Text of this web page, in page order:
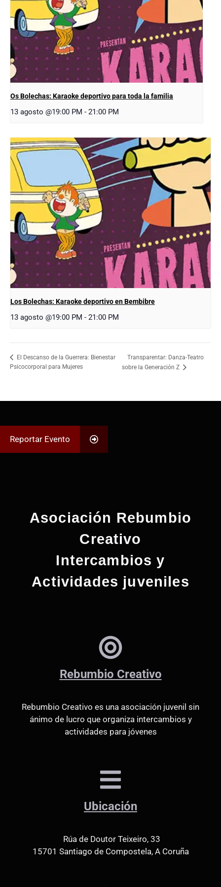
Os Bolechas: Karaoke deportivo para toda la familia
13 agosto @19:00 PM - 21:00 PM
Los Bolechas: Karaoke deportivo en Bembibre
13 agosto @19:00 PM - 21:00 PM
El Descanso de la Guerrera: Bienestar
Psicocorporal para Mujeres
Transparentar: Danza-Teatro
sobre la Generación Z
Reportar Evento
Asociación Rebumbio
Creativo
Intercambios y
Actividades juveniles
Rebumbio Creativo
Rebumbio Creativo es una asociación juvenil sin
ánimo de lucro que organiza intercambios y
actividades para jóvenes
Ubicación
Rúa de Doutor Teixeiro, 33
15701 Santiago de Compostela, A Coruña